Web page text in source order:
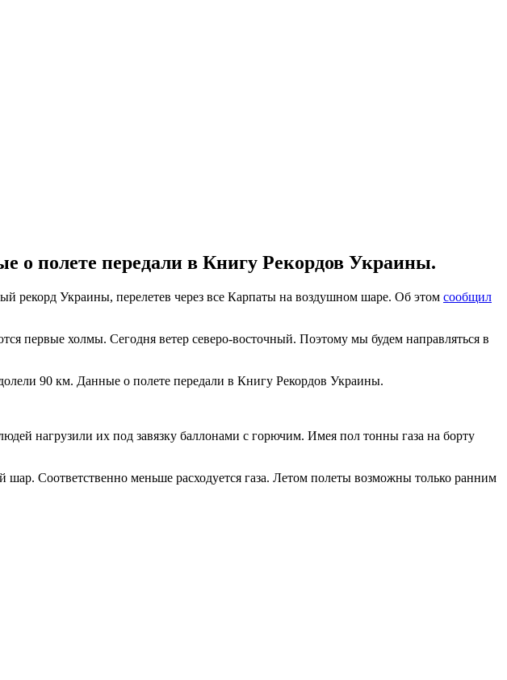
о полете передали в Книгу Рекордов Украины.
рекорд Украины, перелетев через все Карпаты на воздушном шаре. Об этом сообщил
первые холмы. Сегодня ветер северо-восточный. Поэтому мы будем направляться в
90 км. Данные о полете передали в Книгу Рекордов Украины.
нагрузили их под завязку баллонами с горючим. Имея пол тонны газа на борту
Соответственно меньше расходуется газа. Летом полеты возможны только ранним